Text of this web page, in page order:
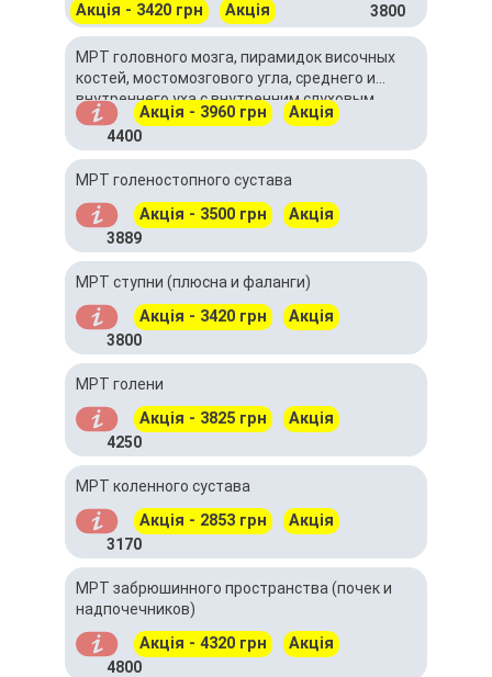
Акція - 3420 грн Акція 3800
МРТ головного мозга, пирамидок височных
костей, мостомозгового угла, среднего и
внутреннего уха с внутренним слуховым
проходомАкція - 3960 грн Акція
4400
МРТ голеностопного сустава
Акція - 3500 грн Акція
3889
МРТ ступни (плюсна и фаланги)
Акція - 3420 грн Акція
3800
МРТ голени
Акція - 3825 грн Акція
4250
МРТ коленного сустава
Акція - 2853 грн Акція
3170
МРТ забрюшинного пространства (почек и
надпочечников)
Акція - 4320 грн Акція
4800